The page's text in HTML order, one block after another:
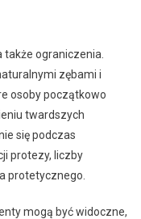
ograniczenia.
zębami i
osoby początkowo
twardszych
się podczas
protezy, liczby
protetycznego.
mogą być widoczne,